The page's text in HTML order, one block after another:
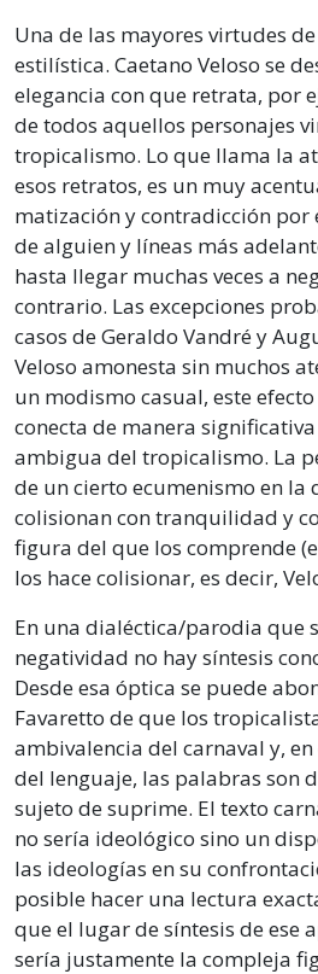
Una de las mayores virtudes de
estilística. Caetano Veloso se
elegancia con que retrata, por
de todos aquellos personajes
tropicalismo. Lo que llama la
esos retratos, es un muy
matización y contradicción por
de alguien y líneas más
hasta llegar muchas veces a
contrario. Las excepciones
casos de Geraldo Vandré y
Veloso amonesta sin muchos
un modismo casual, este
conecta de manera
ambigua del tropicalismo. La
de un cierto ecumenismo en la
colisionan con tranquilidad y
figura del que los comprende
los hace colisionar, es decir,
En una dialéctica/parodia que
negatividad no hay síntesis
Desde esa óptica se puede
Favaretto de que los
ambivalencia del carnaval y,
del lenguaje, las palabras son
sujeto de suprime. El texto
no sería ideológico sino un
las ideologías en su
posible hacer una lectura
que el lugar de síntesis de ese
sería justamente la compleja